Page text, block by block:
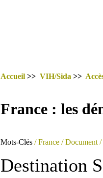
Accueil >> VIH/Sida >>
France : les
Mots-Clés / France / Document /
Destination